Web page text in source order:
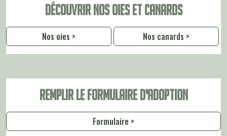
Découvrir nos oies et canards
Nos oies > Nos canards >
Remplir le formulaire d'adoption
Formulaire >